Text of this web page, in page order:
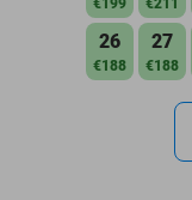
26
€188
27
€188